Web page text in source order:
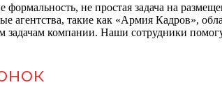
не простая задача на
агентства, такие как «Армия Кадров»,
задачам компании. Наши сотрудники